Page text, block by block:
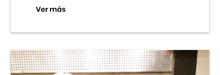
Ver más